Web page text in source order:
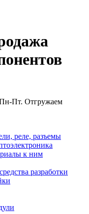
Пт. Отгружаем
реле, разъемы
к ним
разработки